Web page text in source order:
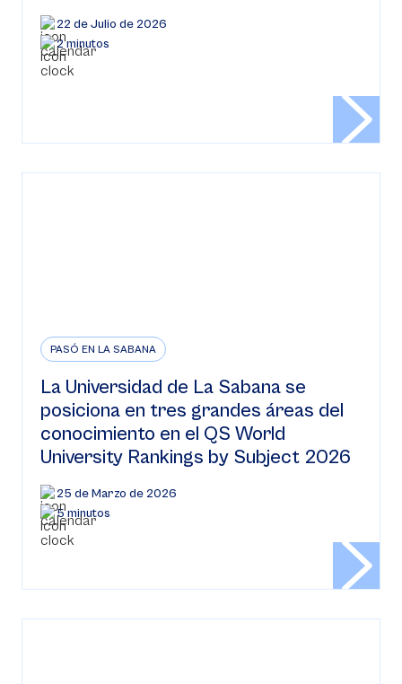
22 de Julio de 2026
2 minutos
PASÓ EN LA SABANA
La Universidad de La Sabana se
posiciona en tres grandes áreas del
conocimiento en el QS World
University Rankings by Subject 2026
25 de Marzo de 2026
5 minutos